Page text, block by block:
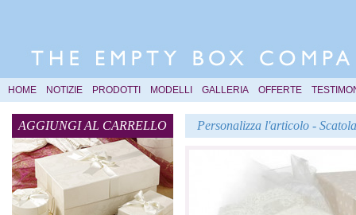
HOME NOTIZIE PRODOTTI MODELLI GALLERIA OFFERTE
AGGIUNGI AL CARRELLO Personalizza l'articolo -